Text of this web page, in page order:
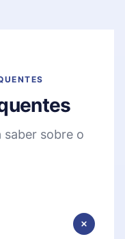
saber sobre o